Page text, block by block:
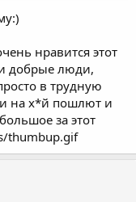
нравится этот
добрые люди,
в трудную
и на х*й пошлют и
за этот
thumbup.gif